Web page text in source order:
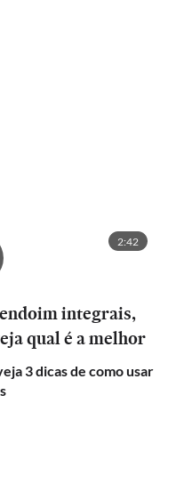
2:42
integrais,
qual é a melhor
3 dicas de como usar